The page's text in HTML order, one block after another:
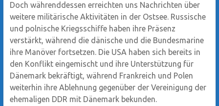
Doch währenddessen erreichten uns Nachrichten über
weitere militärische Aktivitäten in der Ostsee. Russische
und polnische Kriegsschiffe haben ihre Präsenz
verstärkt, während die dänische und die Bundesmarine
ihre Manöver fortsetzen. Die USA haben sich bereits in
den Konflikt eingemischt und ihre Unterstützung für
Dänemark bekräftigt, während Frankreich und Polen
weiterhin ihre Ablehnung gegenüber der Vereinigung der
ehemaligen DDR mit Dänemark bekunden.